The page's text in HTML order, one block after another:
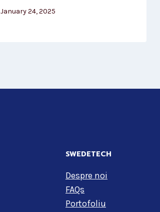
January 24, 2025
SWEDETECH
Despre noi
FAQs
Portofoliu